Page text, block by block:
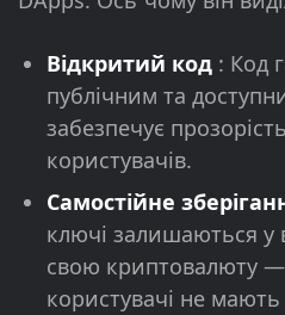
Відкритий код : Код
публічним та
забезпечує
користувачів.
Самостійне
ключі залишаються у
свою криптовалюту —
користувачі не мають